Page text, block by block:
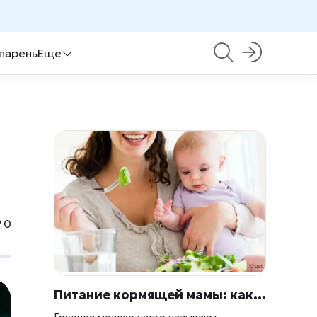
Еще
0
Питание кормящей мамы: как выстроить рацион, чтобы молоко пошло малышу на пользу